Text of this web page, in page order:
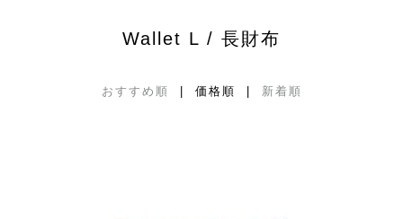
Wallet L / 長財布
おすすめ順 | 価格順 | 新着順